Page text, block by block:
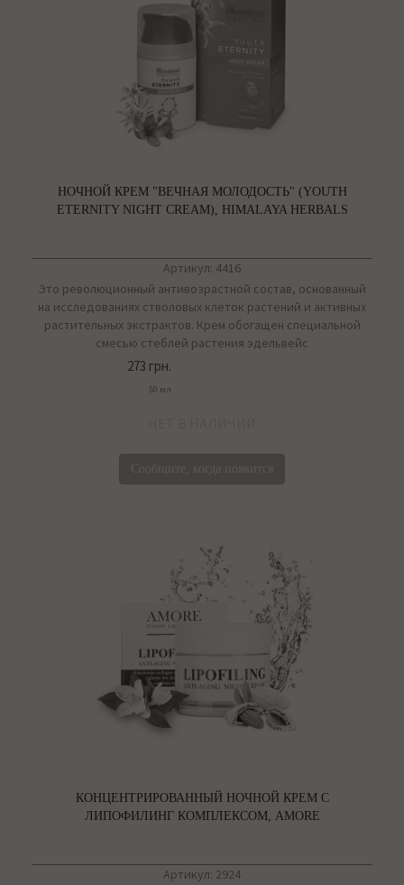
НОЧНОЙ КРЕМ "ВЕЧНАЯ МОЛОДОСТЬ" (YOUTH
ETERNITY NIGHT CREAM), HIMALAYA HERBALS
Артикул: 4416
Это революционный антивозрастной состав, основанный
на исследованиях стволовых клеток растений и активных
растительных экстрактов. Крем обогащен специальной
смесью стеблей растения эдельвейс
273 грн.
50 мл
КОНЦЕНТРИРОВАННЫЙ НОЧНОЙ КРЕМ С
ЛИПОФИЛИНГ КОМПЛЕКСОМ, AMORE
Артикул: 2924